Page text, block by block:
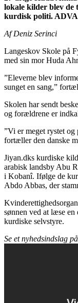
lokale kilder blev de
kurdisk politi.
Af Deniz Serinci
Langeskov Skole på
med sin mor Huda
”Eleverne blev
sunget en sang,”
Skolen har sendt
og forældrene er
”Vi er meget rystet og
fortæller den danske
Jiyan.dks kurdiske
arabisk landsby Abu
i Kobanî. Ifølge de
Abdo Abbas, der
sønnen ved at læse
kurdiske selvstyre.
Se et nyhedsindslag